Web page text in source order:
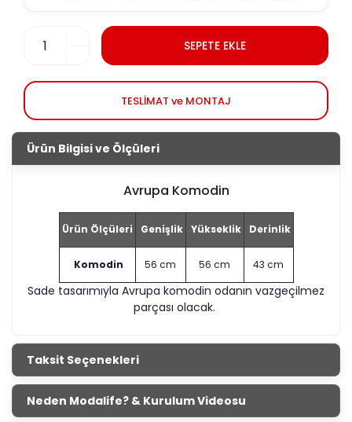
SEPETE EKLE
TESLİMAT ve MONTAJ
Ürün Bilgisi ve Ölçüleri
Avrupa Komodin
Ürün Ölçüleri Genişlik Yükseklik Derinlik
Komodin 56 cm 56 cm 43 cm
Sade tasarımıyla Avrupa komodin odanın vazgeçilmez
parçası olacak.
Taksit Seçenekleri
Neden Modalife? & Kurulum Videosu